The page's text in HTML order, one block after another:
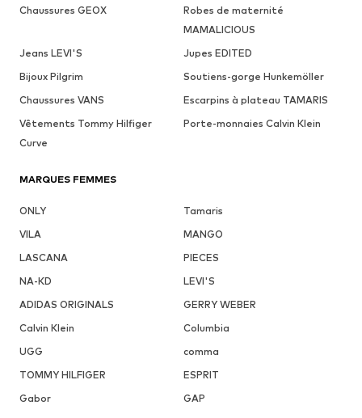
Chaussures GEOX
Robes de maternité
MAMALICIOUS
Jeans LEVI'S
Jupes EDITED
Bijoux Pilgrim
Soutiens-gorge Hunkemöller
Chaussures VANS
Escarpins à plateau TAMARIS
Vêtements Tommy Hilfiger
Curve
Porte-monnaies Calvin Klein
MARQUES FEMMES
ONLY
Tamaris
VILA
MANGO
LASCANA
PIECES
NA-KD
LEVI'S
ADIDAS ORIGINALS
GERRY WEBER
Calvin Klein
Columbia
UGG
comma
TOMMY HILFIGER
ESPRIT
Gabor
GAP